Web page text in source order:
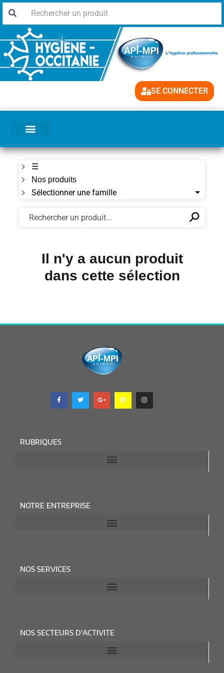
SE CONNECTER
☰
Nos produits
Sélectionner une famille
✕⚲
Il n'y a aucun produit
dans cette sélection
RUBRIQUES
NOTRE ENTREPRISE
NOS SERVICES
NOS SECTEURS D'ACTIVITE